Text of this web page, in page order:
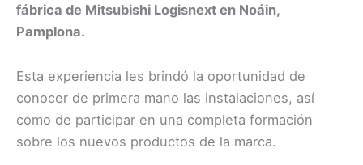
fábrica de Mitsubishi Logisnext en Noáin,
Pamplona.
Esta experiencia les brindó la oportunidad de
conocer de primera mano las instalaciones, así
como de participar en una completa formación
sobre los nuevos productos de la marca.